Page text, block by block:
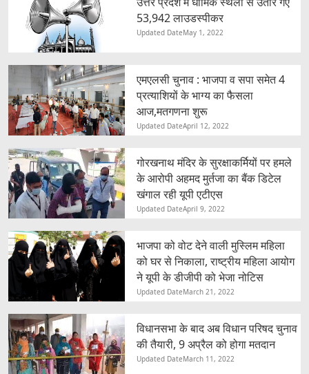
53,942 लाउडस्पीकर
Updated DateMay 1, 2022
एमएलसी चुनाव : भाजपा व सपा समेत 4
प्रत्याशियों के भाग्य का फैसला
आज,मतगणना शुरू
Updated DateApril 12, 2022
गोरखनाथ मंदिर के सुरक्षाकर्मियों पर हमले
के आरोपी अहमद मुर्तजा का बैंक डिटेल
खंगाल रही यूपी एटीएस
Updated DateApril 9, 2022
भाजपा को वोट देने वाली मुस्लिम महिला
को घर से निकाला, राष्ट्रीय महिला आयोग
ने यूपी के डीजीपी को भेजा नोटिस
Updated DateMarch 21, 2022
विधानसभा के बाद अब विधान परिषद चुनाव
की तैयारी, 9 अप्रैल को होगा मतदान
Updated DateMarch 11, 2022